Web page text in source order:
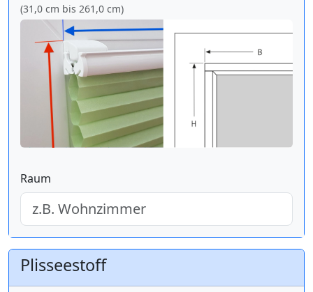
(31,0 cm bis 261,0 cm)
Raum
Plisseestoff